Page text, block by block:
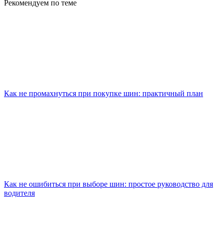
Рекомендуем по теме
Как не промахнуться при покупке шин: практичный план
Как не ошибиться при выборе шин: простое руководство для
водителя